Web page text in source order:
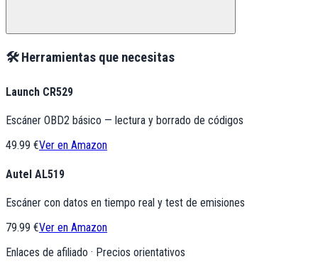
🛠️ Herramientas que necesitas
Launch CR529
Escáner OBD2 básico — lectura y borrado de códigos
49.99 €Ver en Amazon
Autel AL519
Escáner con datos en tiempo real y test de emisiones
79.99 €Ver en Amazon
Enlaces de afiliado · Precios orientativos